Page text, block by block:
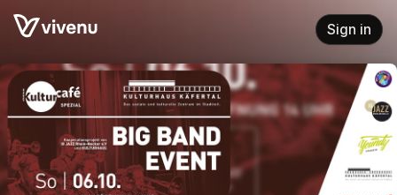
Skip header
Sign in